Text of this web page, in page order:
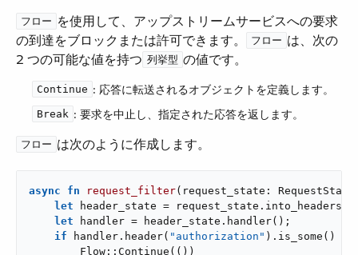
フロー ​を使用して、アップストリームサービスへの要求
の到達をブロックまたは許可できます。​
フロー ​は、次の
2 つの可能な値を持つ​ 列挙型 ​の値です。
Continue ​: 応答に転送されるオブジェクトを定義します。
Break ​: 要求を中止し、指定された応答を返します。
フロー ​は次のように作成します。
async fn request_filter(request_state:
let header_state =
let handler = header_state.handler();
if handler.header( "authorization" ).is_some() {
        Flow::Continue(())